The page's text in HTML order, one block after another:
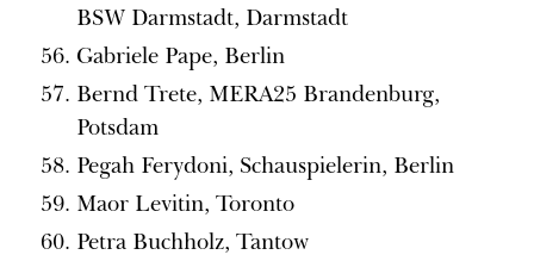
BSW Darmstadt, Darmstadt
Gabriele Pape, Berlin
Bernd Trete, MERA25 Brandenburg,
Potsdam
Pegah Ferydoni, Schauspielerin, Berlin
Maor Levitin, Toronto
Petra Buchholz, Tantow